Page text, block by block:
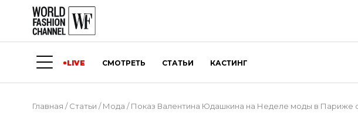
LIVE СМОТРЕТЬ СТАТЬИ КАСТИНГ
Главная /Статьи /Мода /Показ Валентина Юдашкина на Неделе моды в Париже